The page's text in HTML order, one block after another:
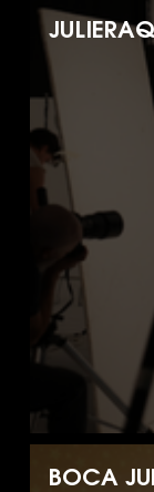
BOCA